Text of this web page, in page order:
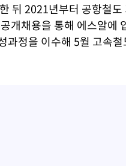
뒤 2021년부터 공항철도
개채용을 통해 에스알에
과정을 이수해 5월 고속